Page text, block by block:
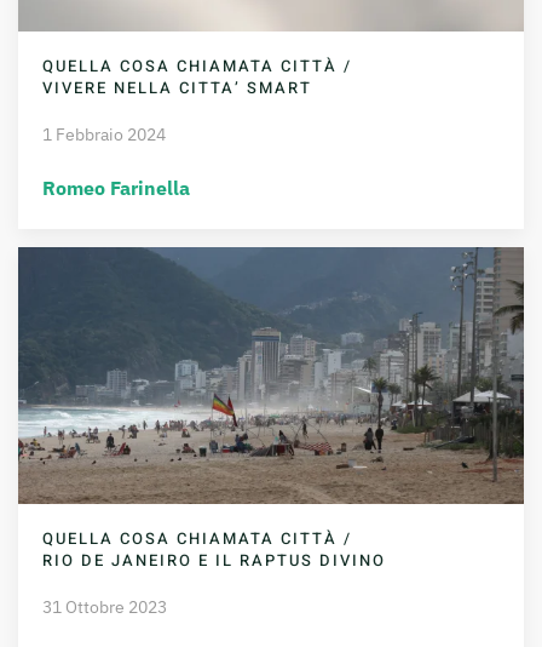
QUELLA COSA CHIAMATA CITTÀ /
VIVERE NELLA CITTA’ SMART
1 Febbraio 2024
Romeo Farinella
QUELLA COSA CHIAMATA CITTÀ /
RIO DE JANEIRO E IL RAPTUS DIVINO
31 Ottobre 2023